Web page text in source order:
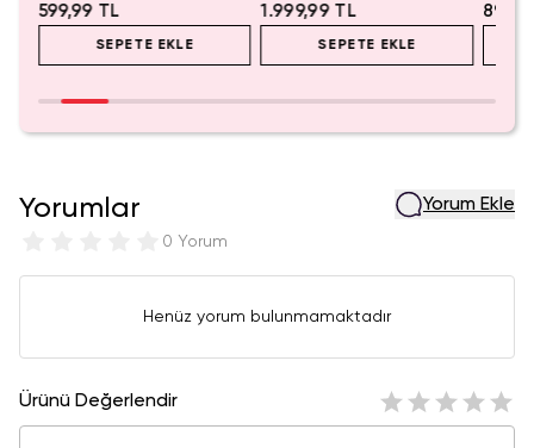
599,99 TL
SEPETE EKLE
1.999,99 TL
SEPETE EKLE
Yorumlar
0 Yorum
Yorum Ekle
Henüz yorum bulunmamaktadır
Ürünü Değerlendir